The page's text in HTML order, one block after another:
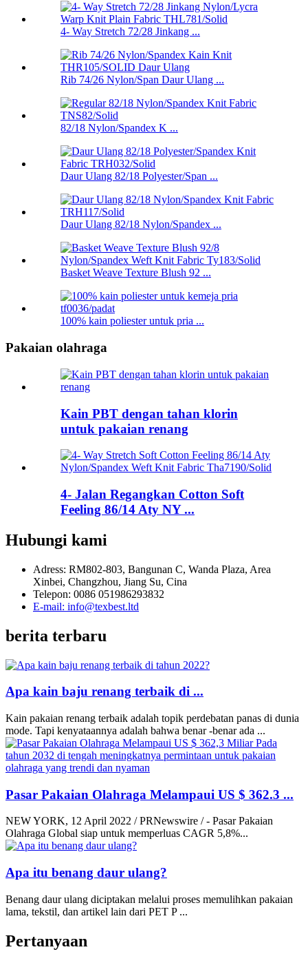
4- Way Stretch 72/28 Jinkang ...
Rib 74/26 Nylon/Span Daur Ulang ...
82/18 Nylon/Spandex K ...
Daur Ulang 82/18 Polyester/Span ...
Daur Ulang 82/18 Nylon/Spandex ...
Basket Weave Texture Blush 92 ...
100% kain poliester untuk pria ...
Pakaian olahraga
Kain PBT dengan tahan klorin
untuk pakaian renang
4- Jalan Regangkan Cotton Soft
Feeling 86/14 Aty NY ...
Hubungi kami
Adress: RM802-803, Bangunan C, Wanda Plaza, Area
Xinbei, Changzhou, Jiang Su, Cina
Telepon: 0086 051986293832
E-mail: info@texbest.ltd
berita terbaru
Apa kain baju renang terbaik di ...
Kain pakaian renang terbaik adalah topik perdebatan panas di dunia
mode. Tapi kenyataannya adalah bahwa benar -benar ada ...
Pasar Pakaian Olahraga Melampaui US $ 362.3 ...
NEW YORK, 12 April 2022 / PRNewswire / - Pasar Pakaian
Olahraga Global siap untuk memperluas CAGR 5,8%...
Apa itu benang daur ulang?
Benang daur ulang diciptakan melalui proses memulihkan pakaian
lama, tekstil, dan artikel lain dari PET P ...
Pertanyaan